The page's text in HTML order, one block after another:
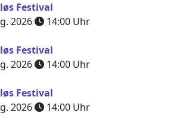
Festival
2026
14:00 Uhr
Festival
2026
14:00 Uhr
Festival
2026
14:00 Uhr